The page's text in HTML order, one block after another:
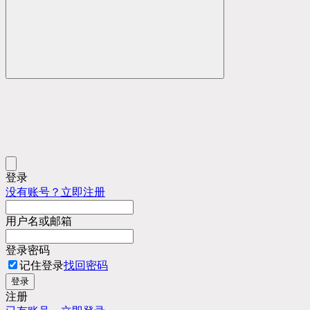
登录
没有账号？立即注册
用户名或邮箱
登录密码
记住登录找回密码
登录
注册